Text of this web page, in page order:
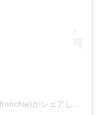
がシェアした投稿